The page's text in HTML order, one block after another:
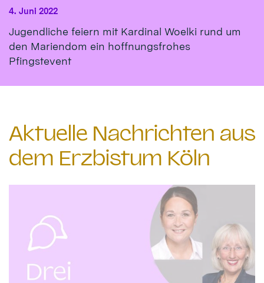
4. Juni 2022
Jugendliche feiern mit Kardinal Woelki rund um
den Mariendom ein hoffnungsfrohes
Pfingstevent
Aktuelle Nachrichten aus
dem Erzbistum Köln